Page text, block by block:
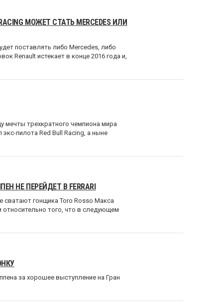
МОЖЕТ СТАТЬ MERCEDES ИЛИ
поставлять либо Mercedes, либо
Renault истекает в конце 2016 года и,
мечты трехкратного чемпиона мира
пилота Red Bull Racing, а ныне
НЕ ПЕРЕЙДЕТ В FERRARI
сватают гонщика Toro Rosso Макса
относительно того, что в следующем
за хорошее выступление на Гран